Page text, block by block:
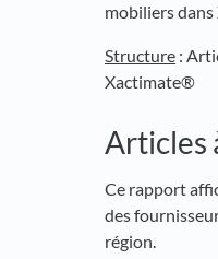
mobiliers
Structure :
Xactimate®
Articles
Ce rapport
des
région.